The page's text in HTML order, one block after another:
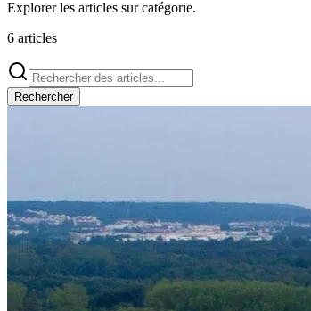
Explorer les articles sur catégorie.
6 articles
Rechercher